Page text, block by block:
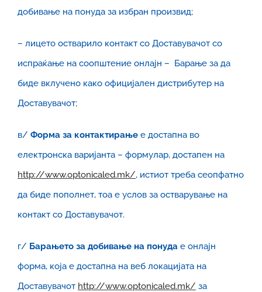
добивање на понуда за избран произвид;
– лицето остварило контакт со Доставувачот со
испраќање на соопштение онлајн – Барање за да
биде вклучено како официјален дистрибутер на
Доставувачот;
в/ Форма за контактирање е достапна во
електронска варијанта – формулар, достапен на
http://www.optonicaled.mk/, истиот треба сеопфатно
да биде пополнет, тоа е услов за остварување на
контакт со Доставувачот.
г/ Барањето за добивање на понуда е онлајн
форма, која е достапна на веб локацијата на
Доставувачот http://www.optonicaled.mk/ за